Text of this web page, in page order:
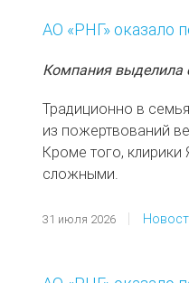
АО «РНГ» оказало
Компания выделила
Традиционно в
из пожертвований
Кроме того, клирики
сложными.
31 июля 2026